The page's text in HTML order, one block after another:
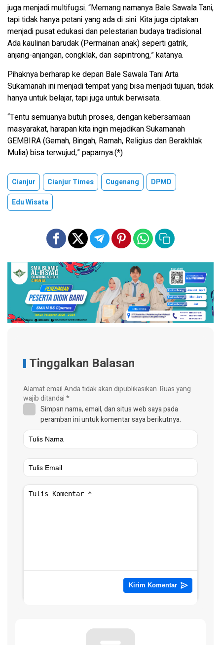
juga menjadi multifugsi. “Memang namanya Bale Sawala Tani,
tapi tidak hanya petani yang ada di sini. Kita juga ciptakan
menjadi pusat edukasi dan pelestarian budaya tradisional.
Ada kaulinan barudak (Permainan anak) seperti gatrik,
anjang-anjangan, congklak, dan sapintrong,” katanya.
Pihaknya berharap ke depan Bale Sawala Tani Arta
Sukamanah ini menjadi tempat yang bisa menjadi tujuan, tidak
hanya untuk belajar, tapi juga untuk berwisata.
“Tentu semuanya butuh proses, dengan kebersamaan
masyarakat, harapan kita ingin mejadikan Sukamanah
GEMBIRA (Gemah, Bingah, Ramah, Religius dan Berakhlak
Mulia) bisa terwujud,” paparnya.(*)
Cianjur Cianjur Times Cugenang
DPMD
Edu Wisata
Tinggalkan Balasan
Alamat email Anda tidak akan dipublikasikan.Ruas yang
wajib ditandai*
Simpan nama, email, dan situs web saya pada
peramban ini untuk komentar saya berikutnya.